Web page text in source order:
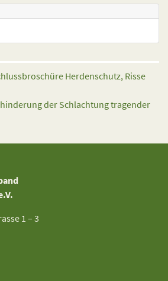
Herdenschutz, Risse
der Schlachtung tragender
1 – 3